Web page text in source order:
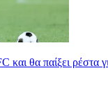
θα παίξει ρέστα